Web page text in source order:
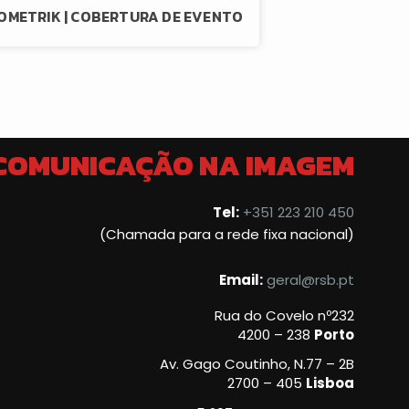
| COBERTURA DE EVENTO
NA IMAGEM
Tel: +351 223 210 450
(Chamada para a rede fixa nacional)
Email:geral@rsb.pt
Rua do Covelo nº232
4200 – 238 Porto
Av. Gago Coutinho, N.77 – 2B
2700 – 405 Lisboa